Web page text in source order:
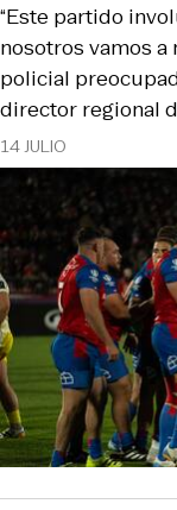
14 JULIO
“Este partido
nosotros vamos
policial
director regional